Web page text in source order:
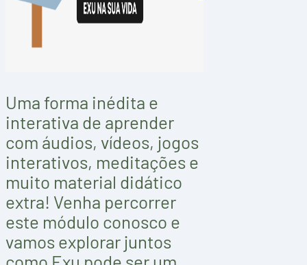
Uma forma inédita e
interativa de aprender
com áudios, vídeos, jogos
interativos, meditações e
muito material didático
extra! Venha percorrer
este módulo conosco e
vamos explorar juntos